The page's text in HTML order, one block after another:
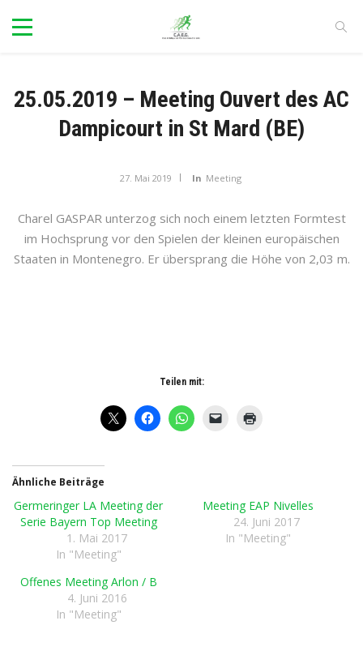
25.05.2019 – Meeting Ouvert des AC
Dampicourt in St Mard (BE)
27. Mai 2019 In Meeting
Charel GASPAR unterzog sich noch einem letzten Formtest
im Hochsprung vor den Spielen der kleinen europäischen
Staaten in Montenegro. Er übersprang die Höhe von 2,03 m.
Teilen mit:
Ähnliche Beiträge
Germeringer LA Meeting der
Serie Bayern Top Meeting
1. Mai 2017
In "Meeting"
Meeting EAP Nivelles
24. Juni 2017
In "Meeting"
Offenes Meeting Arlon / B
4. Juni 2016
In "Meeting"